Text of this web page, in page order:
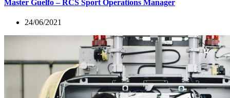
Master Guelfo – RCS Sport Operations Manager
24/06/2021